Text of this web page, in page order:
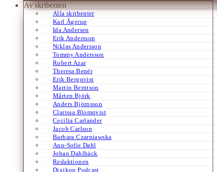
Av skribenten
Alla skribenter
Karl Ågerup
Ida Andersen
Erik Andersson
Niklas Andersson
Tommy Andersson
Robert Azar
Theresa Benér
Erik Bergqvist
Martin Berntson
Mårten Björk
Anders Björnsson
Clarissa Blomqvist
Cecilia Carlander
Jacob Carlson
Barbara Czarniawska
Ann-Sofie Dahl
Johan Dahlbäck
Redaktionen
Dixikon Podcast